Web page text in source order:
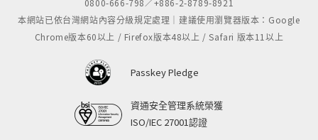
0800-666-798／+886-2-8789-8921
本網站已依台灣網站內容分級規定處理｜建議使用瀏覽器版本：Google
Chrome版本60以上 / Firefox版本48以上 / Safari 版本11以上
Passkey Pledge
資通安全管理系統榮獲
ISO/IEC 27001認證